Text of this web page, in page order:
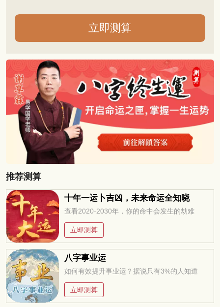
推荐测算
十年一运卜吉凶，未来命运全知晓
查看2020-2030年，你的命中会发生的劫难
立即测算
八字事业运
如何有效提升事业运？据说只有3%的人知道
立即测算